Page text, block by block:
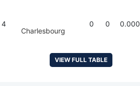
4
Charlesbourg
0 0 0.000
VIEW FULL TABLE